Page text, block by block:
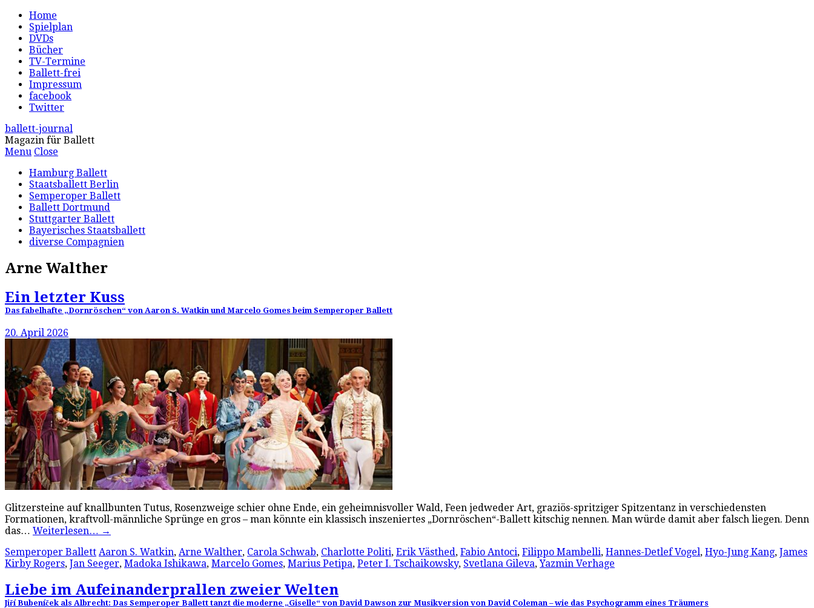
Home
Spielplan
DVDs
Bücher
TV-Termine
Ballett-frei
Impressum
facebook
Twitter
ballett-journal
Magazin für Ballett
Menu Close
Hamburg Ballett
Staatsballett Berlin
Semperoper Ballett
Ballett Dortmund
Stuttgarter Ballett
Bayerisches Staatsballett
diverse Compagnien
Arne Walther
Ein letzter Kuss
Das fabelhafte „Dornröschen“ von Aaron S. Watkin und Marcelo Gomes beim Semperoper Ballett
20. April 2026
Glitzersteine auf knallbunten Tutus, Rosenzweige schier ohne Ende, ein geheimnisvoller Wald, Feen jedweder Art, graziös-spritziger Spitzentanz in verschiedensten
Formationen, kraftvoll-männliche Sprünge en gros – man könnte ein klassisch inszeniertes „Dornröschen“-Ballett kitschig nennen. Man würde damit aber falsch liegen. Denn
das… Weiterlesen… →
Semperoper Ballett Aaron S. Watkin, Arne Walther, Carola Schwab, Charlotte Politi, Erik Västhed, Fabio Antoci, Filippo Mambelli, Hannes-Detlef Vogel, Hyo-Jung Kang, James
Kirby Rogers, Jan Seeger, Madoka Ishikawa, Marcelo Gomes, Marius Petipa, Peter I. Tschaikowsky, Svetlana Gileva,Yazmin Verhage
Liebe im Aufeinanderprallen zweier Welten
Jiří Bubeníček als Albrecht: Das Semperoper Ballett tanzt die moderne „Giselle“ von David Dawson zur Musikversion von David Coleman – wie das Psychogramm eines Träumers